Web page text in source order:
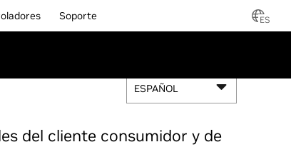
Soporte ES
del cliente consumidor y de
ESPAÑOL